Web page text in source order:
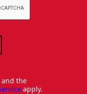
and the
apply.